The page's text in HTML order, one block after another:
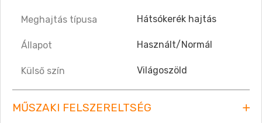
Meghajtás típusa Hátsókerék hajtás
Állapot Használt/Normál
Külső szín Világoszöld
MŰSZAKI FELSZERELTSÉG